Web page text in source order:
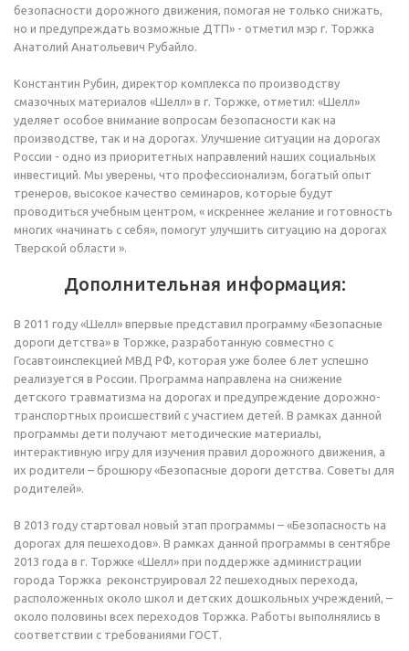
безопасности дорожного движения, помогая не только снижать,
но и предупреждать возможные ДТП» - отметил мэр г. Торжка
Анатолий Анатольевич Рубайло.
Константин Рубин, директор комплекса по производству
смазочных материалов «Шелл» в г. Торжке, отметил: «Шелл»
уделяет особое внимание вопросам безопасности как на
производстве, так и на дорогах. Улучшение ситуации на дорогах
России - одно из приоритетных направлений наших социальных
инвестиций. Мы уверены, что профессионализм, богатый опыт
тренеров, высокое качество семинаров, которые будут
проводиться учебным центром, « искреннее желание и готовность
многих «начинать с себя», помогут улучшить ситуацию на дорогах
Тверской области ».
Дополнительная информация:
В 2011 году «Шелл» впервые представил программу «Безопасные
дороги детства» в Торжке, разработанную совместно с
Госавтоинспекцией МВД РФ, которая уже более 6 лет успешно
реализуется в России. Программа направлена на снижение
детского травматизма на дорогах и предупреждение дорожно-
транспортных происшествий с участием детей. В рамках данной
программы дети получают методические материалы,
интерактивную игру для изучения правил дорожного движения, а
их родители – брошюру «Безопасные дороги детства. Советы для
родителей».
В 2013 году стартовал новый этап программы – «Безопасность на
дорогах для пешеходов». В рамках данной программы в сентябре
2013 года в г. Торжке «Шелл» при поддержке администрации
города Торжка реконструировал 22 пешеходных перехода,
расположенных около школ и детских дошкольных учреждений, –
около половины всех переходов Торжка. Работы выполнялись в
соответствии с требованиями ГОСТ.